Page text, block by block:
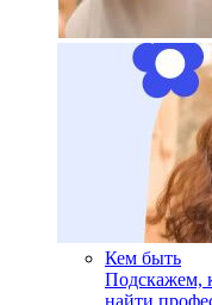
Кем быть
Подскажем,
найти